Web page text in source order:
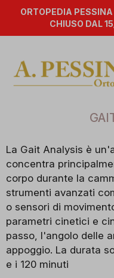
ORTOPEDIA
CHIUSO DAL
La Gait Analysis è
concentra
corpo durante la
strumenti avanzati
o sensori di
parametri cinetici e
passo, l'angolo delle
appoggio. La durata
e i 120 minuti